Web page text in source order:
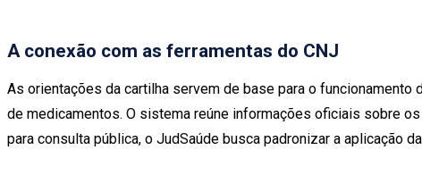
A conexão com as ferramentas do CNJ
As orientações da cartilha servem de base para o funcionamento
de medicamentos. O sistema reúne informações oficiais sobre
para consulta pública, o JudSaúde busca padronizar a aplicação